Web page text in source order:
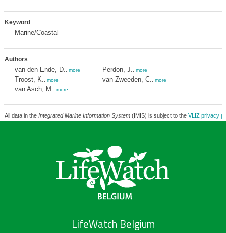
Keyword
Marine/Coastal
Authors
van den Ende, D. more
Troost, K. more
van Asch, M. more
Perdon, J. more
van Zweeden, C. more
All data in the Integrated Marine Information System(IMIS) is subject to the VLIZ privacy
LifeWatch Belgium